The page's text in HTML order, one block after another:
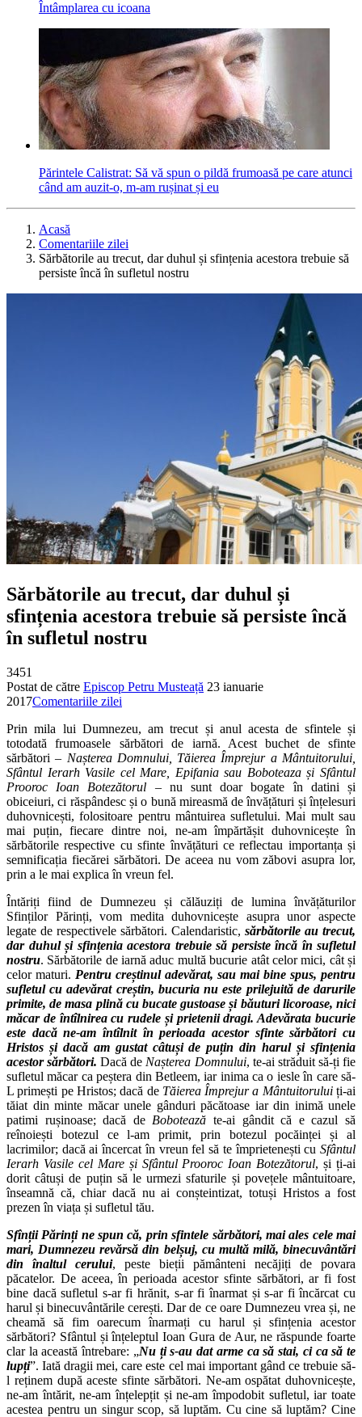
Întâmplarea cu icoana
Părintele Calistrat: Să vă spun o pildă frumoasă pe care atunci
când am auzit-o, m-am rușinat și eu
Acasă
Comentariile zilei
Sărbătorile au trecut, dar duhul și sfințenia acestora trebuie să
persiste încă în sufletul nostru
Sărbătorile au trecut, dar duhul și
sfințenia acestora trebuie să persiste încă
în sufletul nostru
3451
Postat de către Episcop Petru Musteață 23 ianuarie
2017Comentariile zilei
Prin mila lui Dumnezeu, am trecut și anul acesta de sfintele și
totodată frumoasele sărbători de iarnă. Acest buchet de sfinte
sărbători – Nașterea Domnului, Tăierea Împrejur a Mântuitorului,
Sfântul Ierarh Vasile cel Mare, Epifania sau Boboteaza și Sfântul
Prooroc Ioan Botezătorul – nu sunt doar bogate în datini și
obiceiuri, ci răspândesc și o bună mireasmă de învățături și înțelesuri
duhovnicești, folositoare pentru mântuirea sufletului. Mai mult sau
mai puțin, fiecare dintre noi, ne-am împărtășit duhovnicește în
sărbătorile respective cu sfinte învățături ce reflectau importanța și
semnificația fiecărei sărbători. De aceea nu vom zăbovi asupra lor,
prin a le mai explica în vreun fel.
Întăriți fiind de Dumnezeu și călăuziți de lumina învățăturilor
Sfinților Părinți, vom medita duhovnicește asupra unor aspecte
legate de respectivele sărbători. Calendaristic, sărbătorile au trecut,
dar duhul și sfințenia acestora trebuie să persiste încă în sufletul
nostru. Sărbătorile de iarnă aduc multă bucurie atât celor mici, cât și
celor maturi. Pentru creștinul adevărat, sau mai bine spus, pentru
sufletul cu adevărat creștin, bucuria nu este prilejuită de darurile
primite, de masa plină cu bucate gustoase și băuturi licoroase, nici
măcar de întîlnirea cu rudele și prietenii dragi. Adevărata bucurie
este dacă ne-am întîlnit în perioada acestor sfinte sărbători cu
Hristos și dacă am gustat câtuși de puțin din harul și sfințenia
acestor sărbători. Dacă de Nașterea Domnului, te-ai străduit să-ți fie
sufletul măcar ca peștera din Betleem, iar inima ca o iesle în care să-
L primești pe Hristos; dacă de Tăierea Împrejur a Mântuitoruluiți-ai
tăiat din minte măcar unele gânduri păcătoase iar din inimă unele
patimi rușinoase; dacă de Bobotează te-ai gândit că e cazul să
reînoiești botezul ce l-am primit, prin botezul pocăinței și al
lacrimilor; dacă ai încercat în vreun fel să te împrietenești cu Sfântul
Ierarh Vasile cel Mare și Sfântul Prooroc Ioan Botezătorul, și ți-ai
dorit câtuși de puțin să le urmezi sfaturile și povețele mântuitoare,
înseamnă că, chiar dacă nu ai conșteintizat, totuși Hristos a fost
prezen în viața și sufletul tău.
Sfînții Părinți ne spun că, prin sfintele sărbători, mai ales cele mai
mari, Dumnezeu revărsă din belșuj, cu multă milă, binecuvântări
din înaltul cerului, peste bieții pământeni necăjiți de povara
păcatelor. De aceea, în perioada acestor sfinte sărbători, ar fi fost
bine dacă sufletul s-ar fi hrănit, s-ar fi înarmat și s-ar fi încărcat cu
harul și binecuvântările cerești. Dar de ce oare Dumnezeu vrea și, ne
cheamă să fim oarecum înarmați cu harul și sfințenia acestor
sărbători? Sfântul și înțeleptul Ioan Gura de Aur, ne răspunde foarte
clar la această întrebare: „Nu ți s-au dat arme ca să stai, ci ca să te
lupți”. Iată dragii mei, care este cel mai important gând ce trebuie să-
l reținem după aceste sfinte sărbători. Ne-am ospătat duhovnicește,
ne-am întărit, ne-am înțelepțit și ne-am împodobit sufletul, iar toate
acestea pentru un singur scop, să luptăm. Cu cine să luptăm? Cine